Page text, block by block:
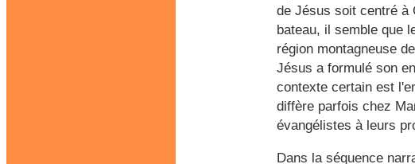
de Jésus soit centré à
bateau, il semble que
région montagneuse
Jésus a formulé son
contexte certain est
diffère parfois chez
évangélistes à leurs
Dans la séquence